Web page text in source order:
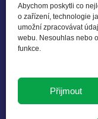
Abychom poskytli co
o zařízení, technologie
umožní zpracovávat
webu. Nesouhlas nebo
funkce.
Přijmout
Czech
for
140 00